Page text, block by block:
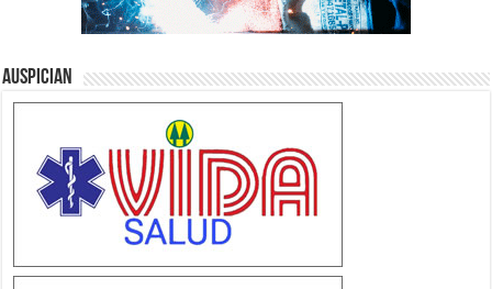
Auspician